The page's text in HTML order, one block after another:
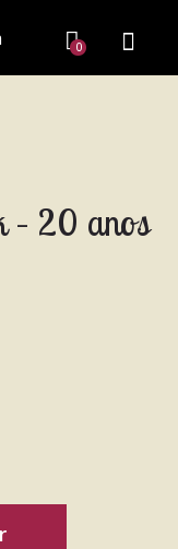
0
– 20 anos